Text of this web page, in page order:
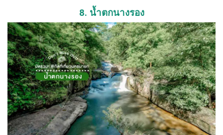
8. น้ำตกนางรอง